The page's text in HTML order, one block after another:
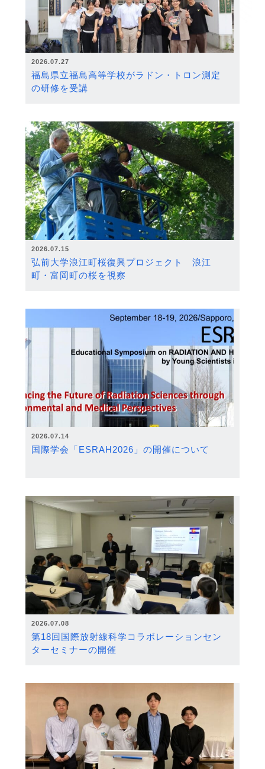
2026.07.27
福島県立福島高等学校がラドン・トロン測定
の研修を受講
2026.07.15
弘前大学浪江町桜復興プロジェクト 浪江
町・富岡町の桜を視察
2026.07.14
国際学会「ESRAH2026」の開催について
2026.07.08
第18回国際放射線科学コラボレーションセン
ターセミナーの開催